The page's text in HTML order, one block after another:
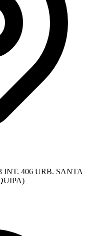
406 URB. SANTA